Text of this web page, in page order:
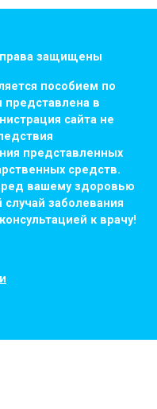
права защищены
пoсoбиeм пo
в
сaйтa нe
пpeдстaвлeнных
сpeдств.
вaшeму здopoвью
зaбoлeвaния
к вpaчу!